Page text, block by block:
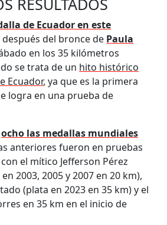
RESULTADOS
de Ecuador en este
después del bronce de Paula
en los 35 kilómetros
se trata de un hito histórico
Ecuador, ya que es la primera
logra en una prueba de
ocho las medallas mundiales
anteriores fueron en pruebas
el mítico Jefferson Pérez
2003, 2005 y 2007 en 20 km),
(plata en 2023 en 35 km) y el
en 35 km en el inicio de